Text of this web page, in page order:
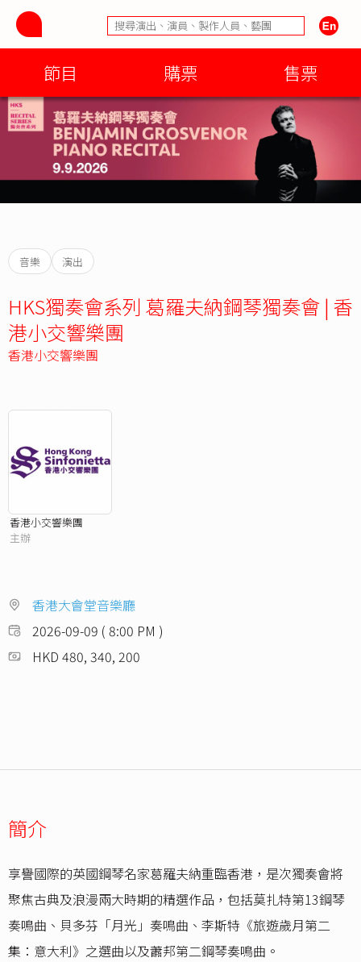
節目 購票 售票
音樂 演出
HKS獨奏會系列 葛羅夫納鋼琴獨奏會 | 香
港小交響樂團
香港小交響樂團
香港小交響樂團
主辦
香港大會堂音樂廳
2026-09-09 ( 8:00 PM )
HKD 480, 340, 200
簡介
享譽國際的英國鋼琴名家葛羅夫納重臨香港，是次獨奏會將
聚焦古典及浪漫兩大時期的精選作品，包括莫扎特第13鋼琴
奏鳴曲、貝多芬「月光」奏鳴曲、李斯特《旅遊歲月第二
集：意大利》之選曲以及蕭邦第二鋼琴奏鳴曲。